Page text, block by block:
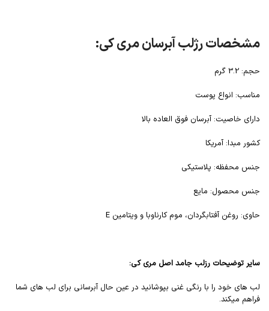
مشخصات رژلب آبرسان مری کی:
حجم: 3.2 گرم
مناسب: انواع پوست
دارای خاصیت: آبرسان فوق العاده بالا
کشور مبدا: آمریکا
جنس محفظه: پلاستیکی
جنس محصول: مایع
حاوی: روغن آفتابگردان، موم کارناوبا و ویتامین E
سایر توضیحات رزلب جامد اصل مری کی:
لب های خود را با رنگی غنی بپوشانید در عین حال آبرسانی برای لب های شما
فراهم میکند.